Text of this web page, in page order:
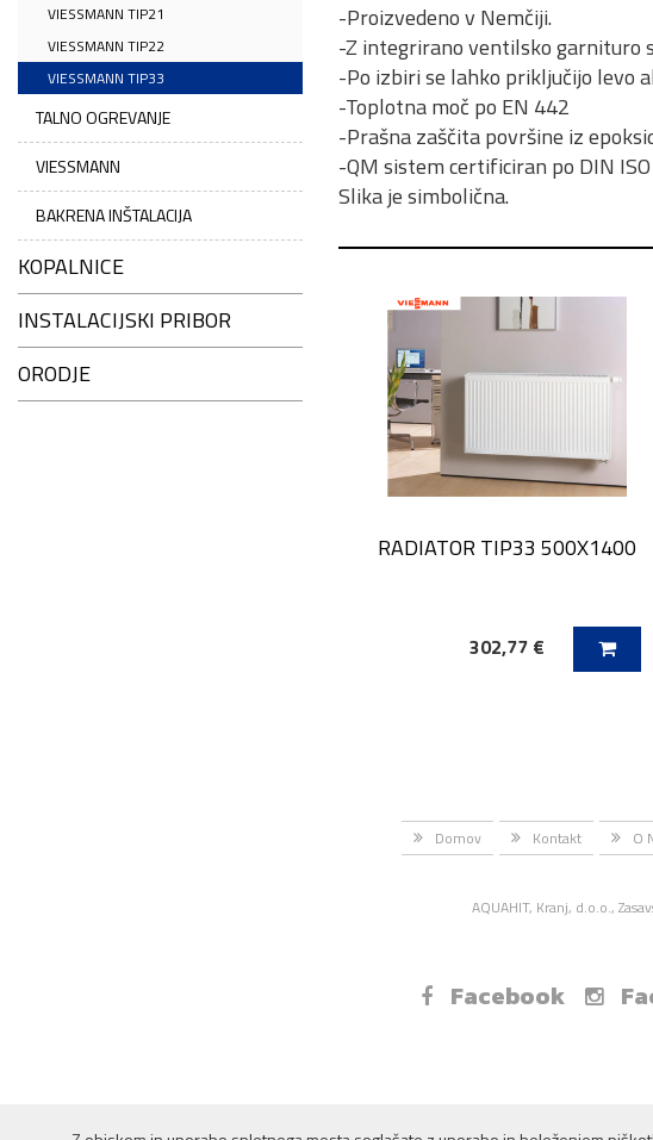
VIESSMANN TIP21
VIESSMANN TIP22
VIESSMANN TIP33
TALNO OGREVANJE
VIESSMANN
BAKRENA INŠTALACIJA
KOPALNICE
INSTALACIJSKI PRIBOR
ORODJE
-Proizvedeno v Nemčiji.
-Z integrirano ventilsko garnituro
-Po izbiri se lahko priključijo levo
-Toplotna moč po EN 442
-Prašna zaščita površine iz
-QM sistem certificiran po DIN
Slika je simbolična.
RADIATOR TIP33 500X1400
302,77 €
DODAJ V KOŠARICO
Domov Kontakt O
AQUAHIT, Kranj, d.o.o.,
Facebook